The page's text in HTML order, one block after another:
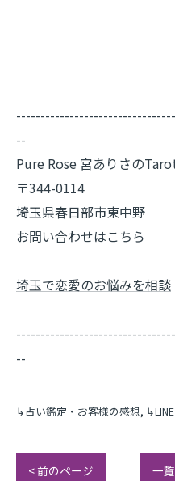
--
Pure Rose 宮ありさの
〒344-0114
埼玉県春日部市東中野
お問い合わせはこちら
埼玉で恋愛のお悩みを相談
--
↳占い鑑定・お客様の感想
< 前のページ 一